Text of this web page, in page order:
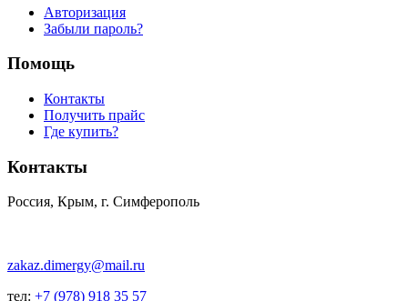
Авторизация
Забыли пароль?
Помощь
Контакты
Получить прайс
Где купить?
Контакты
Россия, Крым, г. Симферополь
zakaz.dimergy@mail.ru
тел: +7 (978) 918 35 57